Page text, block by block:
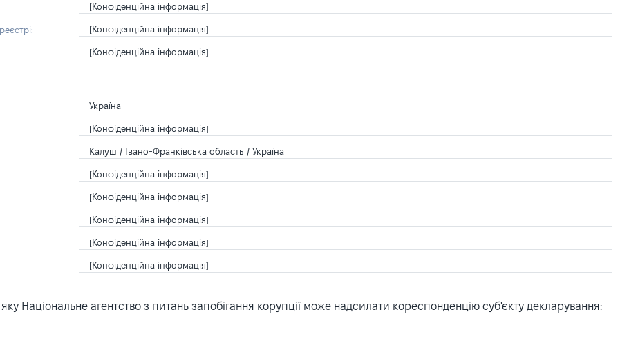
[Конфіденційна інформація]
[Конфіденційна інформація]
[Конфіденційна інформація]
Україна
[Конфіденційна інформація]
Калуш / Івано-Франківська область / Україна
[Конфіденційна інформація]
[Конфіденційна інформація]
[Конфіденційна інформація]
[Конфіденційна інформація]
[Конфіденційна інформація]
Національне агентство з питань запобігання корупції може надсилати кореспонденцію суб'єкту декларування: